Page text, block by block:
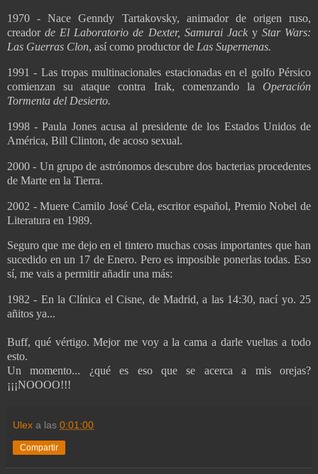
1970 - Nace Genndy Tartakovsky, animador de origen ruso,
creadorde El Laboratorio de Dexter, Samurai Jacky Star Wars:
Las Guerras Clon, así como productor de Las Supernenas.
1991 - Las tropas multinacionales estacionadas en el golfo Pérsico
comienzan su ataque contra Irak, comenzando la Operación
Tormenta del Desierto.
1998 - Paula Jones acusa al presidente de los Estados Unidos de
América, Bill Clinton, de acoso sexual.
2000 - Un grupo de astrónomos descubre dos bacterias procedentes
de Marte en la Tierra.
2002 - Muere Camilo José Cela, escritor español, Premio Nobel de
Literatura en 1989.
Seguro que me dejo en el tintero muchas cosas importantes que han
sucedido en un 17 de Enero. Pero es imposible ponerlas todas. Eso
sí, me vais a permitir añadir una más:
1982 - En la Clínica el Cisne, de Madrid, a las 14:30, nací yo. 25
añitos ya...
Buff, qué vértigo. Mejor me voy a la cama a darle vueltas a todo
esto.
Un momento... ¿qué es eso que se acerca a mis orejas?
¡¡¡NOOOO!!!
Ulex a las 0:01:00
Compartir